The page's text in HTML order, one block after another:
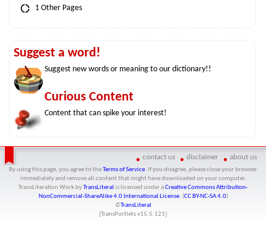
1 Other Pages
Suggest a word!
Suggest new words or meaning to our dictionary!!
Curious Content
Content that can spike your interest!
contact us disclaimer about us
By using this page, you agree to the Terms of Service. If you disagree, please close your browser
immediately and remove all content that might have downloaded on your computer.
TransLiteration Workby TransLiteral is licensed under aCreative Commons Attribution-
NonCommercial-ShareAlike 4.0 International License. (CC BY-NC-SA 4.0)
©TransLiteral
[TransPortlets v15.5.121